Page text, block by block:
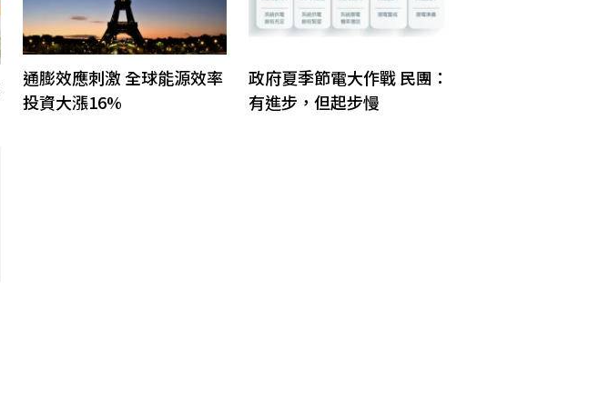
通膨效應刺激 全球能源效率
投資大漲16%
政府夏季節電大作戰 民團：
有進步，但起步慢